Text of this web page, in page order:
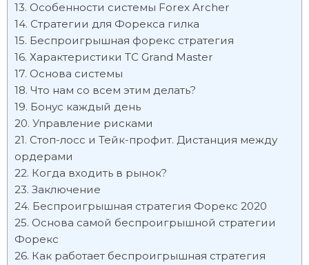
Особенности системы Forex Archer
Стратегии для Форекса гилка
Беспроигрышная форекс стратегия
Характеристики ТС Grand Master
Основа системы
Что нам со всем этим делать?
Бонус каждый день
Управление рисками
Стоп-лосс и Тейк-профит. Дистанция между
ордерами
Когда входить в рынок?
Заключение
Беспроигрышная стратегия Форекс 2020
Основа самой беспроигрышной стратегии
Форекс
Как работает беспроигрышная стратегия